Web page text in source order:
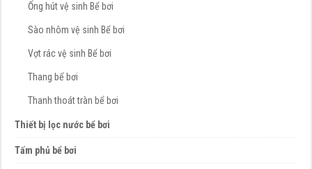
Ống hút vệ sinh Bể bơi
Sào nhôm vệ sinh Bể bơi
Vợt rác vệ sinh Bể bơi
Thang bể bơi
Thanh thoát tràn bể bơi
Thiết bị lọc nước bể bơi
Tấm phủ bể bơi